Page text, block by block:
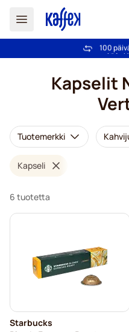
Ilmainen
100
Kapselit
Tuotemerkki
Kapseli
6 tuotetta
Starbucks